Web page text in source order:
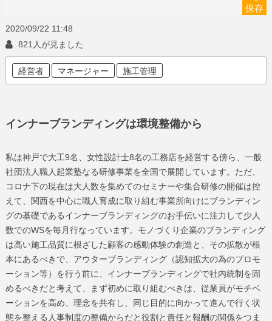
保存
2020/09/22 11:48
821人が見ました
経営者 マネージャー 施工管理
インナーブランディングは環境整備から
私は神戸で大工9名、女性設計士8名の工務店を経営する傍ら、一般
社団法人職人起業塾なる研修事業を全国で展開しています。ただ、
コロナ下の現在は大人数を集めてのセミナーや集合研修の開催は控
えて、関西を中心に職人育成に取り組む事業所向けにブランディン
グの基礎であるインナーブランディングのお手伝いに注力して少人
数でのWSを毎月行なっています。モノづくり企業のブランディング
は高い施工品質に根ざした顧客の感動体験の創造と、その拡散が根
本にあるべきで、アウターブランディング（認知拡大の為のプロモ
ーション等）を行う前に、インナーブランディングで社内統制を固
めるべきだと考えて、まず初めに取り組むべきは、従業員がモチベ
ーションを高め、理念を共有し、同じ目的に向かって進んで行く状
態を整える人事制度の整備からだと役割と責任と報酬の関係をつま